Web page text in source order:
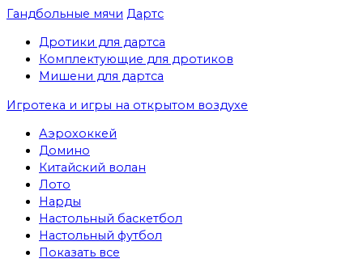
Гандбольные мячи Дартс
Дротики для дартса
Комплектующие для дротиков
Мишени для дартса
Игротека и игры на открытом воздухе
Аэрохоккей
Домино
Китайский волан
Лото
Нарды
Настольный баскетбол
Настольный футбол
Показать все